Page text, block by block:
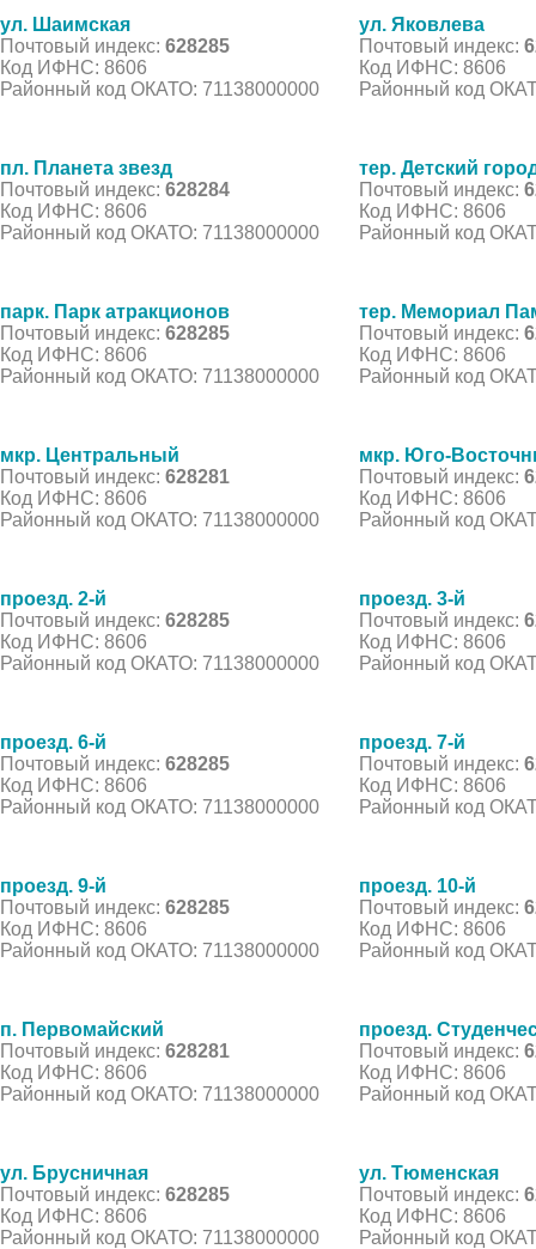
ул. Шаимская
Почтовый индекс: 628285
Код ИФНС: 8606
Районный код ОКАТО: 71138000000
ул. Яковлева
Почтовый индекс:
Код ИФНС: 8606
Районный код
пл. Планета звезд
Почтовый индекс: 628284
Код ИФНС: 8606
Районный код ОКАТО: 71138000000
тер. Детский
Почтовый индекс:
Код ИФНС: 8606
Районный код
парк. Парк атракционов
Почтовый индекс: 628285
Код ИФНС: 8606
Районный код ОКАТО: 71138000000
тер. Мемориал
Почтовый индекс:
Код ИФНС: 8606
Районный код
мкр. Центральный
Почтовый индекс: 628281
Код ИФНС: 8606
Районный код ОКАТО: 71138000000
мкр. Юго-
Почтовый индекс:
Код ИФНС: 8606
Районный код
проезд. 2-й
Почтовый индекс: 628285
Код ИФНС: 8606
Районный код ОКАТО: 71138000000
проезд. 3-й
Почтовый индекс:
Код ИФНС: 8606
Районный код
проезд. 6-й
Почтовый индекс: 628285
Код ИФНС: 8606
Районный код ОКАТО: 71138000000
проезд. 7-й
Почтовый индекс:
Код ИФНС: 8606
Районный код
проезд. 9-й
Почтовый индекс: 628285
Код ИФНС: 8606
Районный код ОКАТО: 71138000000
проезд. 10-й
Почтовый индекс:
Код ИФНС: 8606
Районный код
п. Первомайский
Почтовый индекс: 628281
Код ИФНС: 8606
Районный код ОКАТО: 71138000000
проезд.
Почтовый индекс:
Код ИФНС: 8606
Районный код
ул. Брусничная
Почтовый индекс: 628285
Код ИФНС: 8606
Районный код ОКАТО: 71138000000
ул. Тюменская
Почтовый индекс:
Код ИФНС: 8606
Районный код